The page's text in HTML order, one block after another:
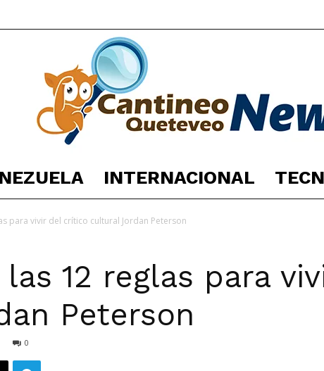
España
Noticias
INTERNACIONAL
para vivir del crítico cultural Jordan Peterson
12 reglas para
Peterson
0